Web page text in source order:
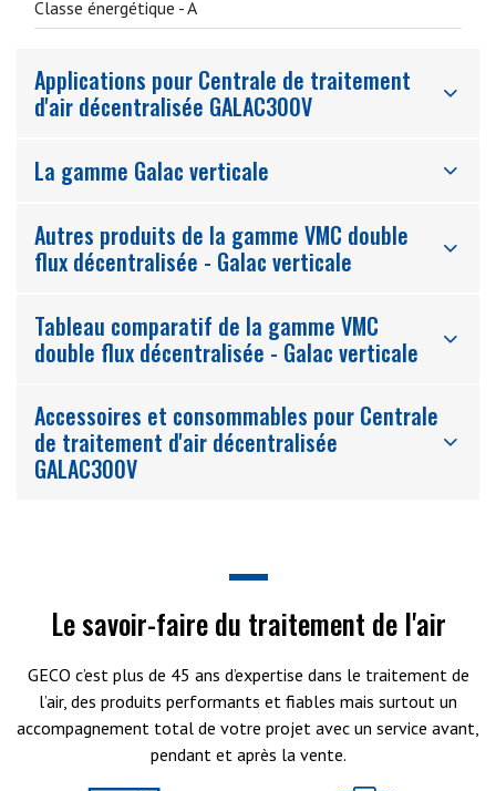
Classe énergétique -A
Applications pour Centrale de traitement
d'air décentralisée GALAC300V
La gamme Galac verticale
Autres produits de la gamme VMC double
flux décentralisée - Galac verticale
Tableau comparatif de la gamme VMC
double flux décentralisée - Galac verticale
Accessoires et consommables pour Centrale
de traitement d'air décentralisée
GALAC300V
Le savoir-faire du traitement de l'air
GECO c’est plus de 45 ans d’expertise dans le traitement de
l’air, des produits performants et fiables mais surtout un
accompagnement total de votre projet avec un service avant,
pendant et après la vente.